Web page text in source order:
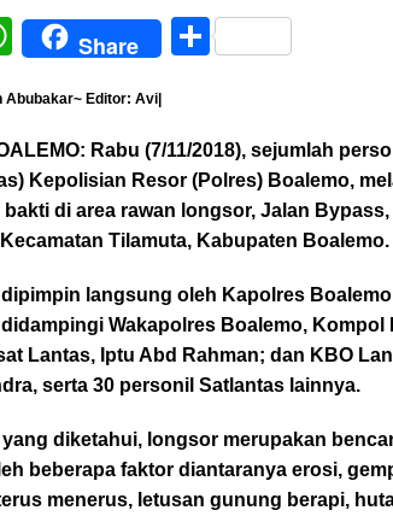
WhatsApp
Share Share
Abubakar~ Editor: Avi|
Rabu (7/11/2018), sejumlah
Kepolisian Resor (Polres) Boalemo,
bakti di area rawan longsor, Jalan Bypass,
Tilamuta, Kabupaten Boalemo.
langsung oleh Kapolres
didampingi Wakapolres Boalemo, Kompol
Lantas, Iptu Abd Rahman; dan KBO
serta 30 personil Satlantas lainnya.
diketahui, longsor merupakan
beberapa faktor diantaranya erosi,
menerus, letusan gunung berapi,